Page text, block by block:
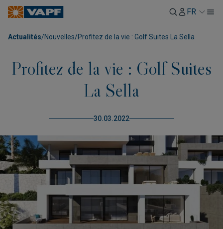
FR
Actualités/Nouvelles/Profitez de la vie : Golf Suites La Sella
Profitez de la vie : Golf Suites
La Sella
30.03.2022